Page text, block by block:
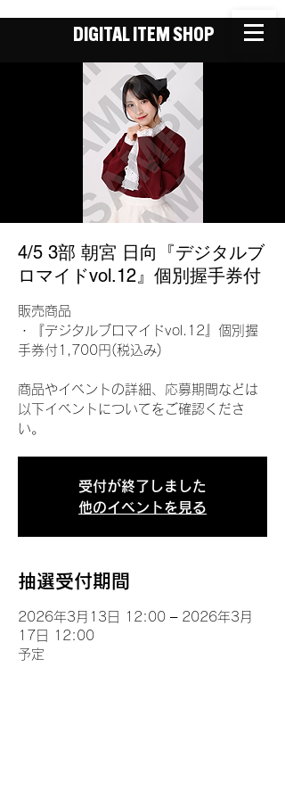
DIGITAL ITEM SHOP
4/5 3部 朝宮 日向『デジタルブ
ロマイドvol.12』個別握手券付
販売商品
・『デジタルブロマイドvol.12』個別握
手券付1,700円(税込み)
商品やイベントの詳細、応募期間などは
以下イベントについてをご確認くださ
い。
受付が終了しました
他のイベントを見る
抽選受付期間
2026年3月13日 12:00 – 2026年3月
17日 12:00
予定